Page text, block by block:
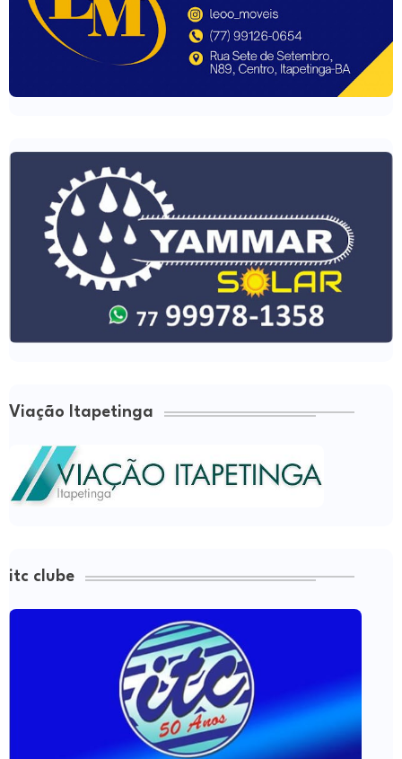
Viação Itapetinga
itc clube